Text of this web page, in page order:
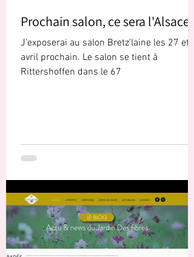
Prochain salon, ce sera l'Alsace !
J'exposerai au salon Bretz'laine les 27 et
avril prochain. Le salon se tient à
Rittershoffen dans le 67